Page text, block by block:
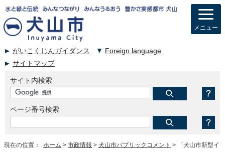
がいこくじんガイダンス
Foreign language
サイトマップ
サイト内検索
ページ番号検索
メニュー
現在の位置： ホーム > 市政情報 > 犬山市パブリックコメント > 「犬山市新型イ